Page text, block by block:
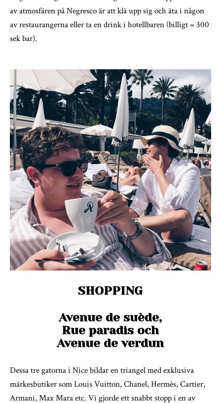
av atmosfären på Negresco är att klä upp sig och äta i någon
av restaurangerna eller ta en drink i hotellbaren (billigt = 300
sek bar).
SHOPPING
Avenue de suède,
Rue paradis och
Avenue de verdun
Dessa tre gatorna i Nice bildar en triangel med exklusiva
märkesbutiker som Louis Vuitton, Chanel, Hermès, Cartier,
Armani, Max Mara etc. Vi gjorde ett snabbt stopp i en av